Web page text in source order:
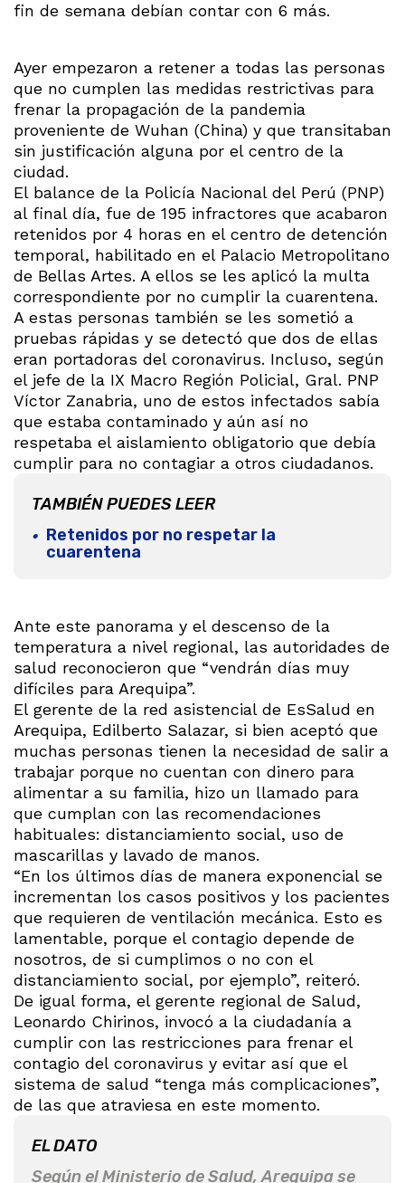
fin de semana debían contar con 6 más.
Ayer empezaron a retener a todas las personas
que no cumplen las medidas restrictivas para
frenar la propagación de la pandemia
proveniente de Wuhan (China) y que transitaban
sin justificación alguna por el centro de la
ciudad.
El balance de la Policía Nacional del Perú (PNP)
al final día, fue de 195 infractores que acabaron
retenidos por 4 horas en el centro de detención
temporal, habilitado en el Palacio Metropolitano
de Bellas Artes. A ellos se les aplicó la multa
correspondiente por no cumplir la cuarentena.
A estas personas también se les sometió a
pruebas rápidas y se detectó que dos de ellas
eran portadoras del coronavirus. Incluso, según
el jefe de la IX Macro Región Policial, Gral. PNP
Víctor Zanabria, uno de estos infectados sabía
que estaba contaminado y aún así no
respetaba el aislamiento obligatorio que debía
cumplir para no contagiar a otros ciudadanos.
TAMBIÉN PUEDES LEER
Retenidos por no respetar la
cuarentena
Ante este panorama y el descenso de la
temperatura a nivel regional, las autoridades de
salud reconocieron que “vendrán días muy
difíciles para Arequipa”.
El gerente de la red asistencial de EsSalud en
Arequipa, Edilberto Salazar, si bien aceptó que
muchas personas tienen la necesidad de salir a
trabajar porque no cuentan con dinero para
alimentar a su familia, hizo un llamado para
que cumplan con las recomendaciones
habituales: distanciamiento social, uso de
mascarillas y lavado de manos.
“En los últimos días de manera exponencial se
incrementan los casos positivos y los pacientes
que requieren de ventilación mecánica. Esto es
lamentable, porque el contagio depende de
nosotros, de si cumplimos o no con el
distanciamiento social, por ejemplo”, reiteró.
De igual forma, el gerente regional de Salud,
Leonardo Chirinos, invocó a la ciudadanía a
cumplir con las restricciones para frenar el
contagio del coronavirus y evitar así que el
sistema de salud “tenga más complicaciones”,
de las que atraviesa en este momento.
EL DATO
Según el Ministerio de Salud, Arequipa se